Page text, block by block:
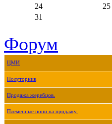
24
25
31
Форум
ЦМИ
Полуторник
Продажа жеребцов.
Племенные пони на продажу.